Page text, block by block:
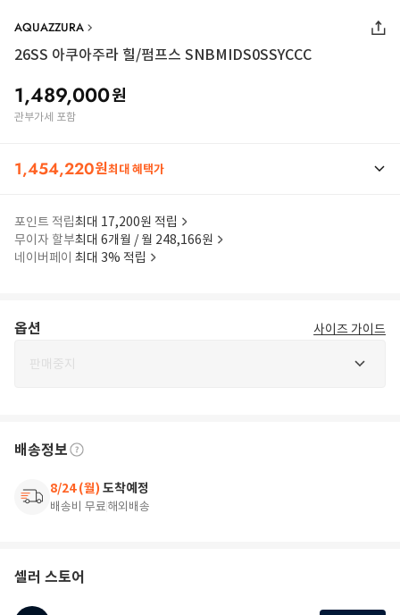
AQUAZZURA
26SS 아쿠아주라 힐/펌프스 SNBMIDS0SSYCCC
1,489,000원
관부가세 포함
1,454,220원최대 혜택가
포인트 적립최대 17,200원 적립
무이자 할부최대 6개월 / 월 248,166원
네이버페이 최대 3% 적립
옵션 사이즈 가이드
판매중지
배송정보
8/24 (월) 도착예정
배송비 무료해외배송
셀러 스토어